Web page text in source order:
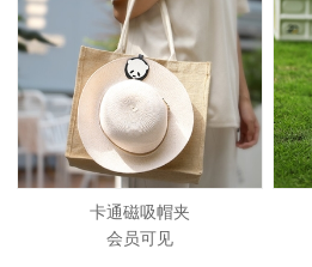
卡通磁吸帽夹
会员可见